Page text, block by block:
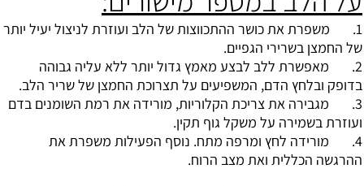
1. משפרת את כושר ההתכווצות של הלב ועוזרת לניצול יעיל יותר
של החמצן בשרירי הגפיים.
2. מאפשרת ללב לבצע מאמץ גדול יותר ללא עליה גבוהה
בדופק ובלחץ הדם, המשפיעים על תצרוכת החמצן של שריר הלב.
3. מגבירה את צריכת הקלוריות, מורידה את רמת השומנים בדם
ועוזרת בשמירה על משקל גוף תקין.
4. מורידה לחץ ומרפה מתח. נוסף הפעילות משפרת את
ההרגשה הכללית ואת מצב הרוח.